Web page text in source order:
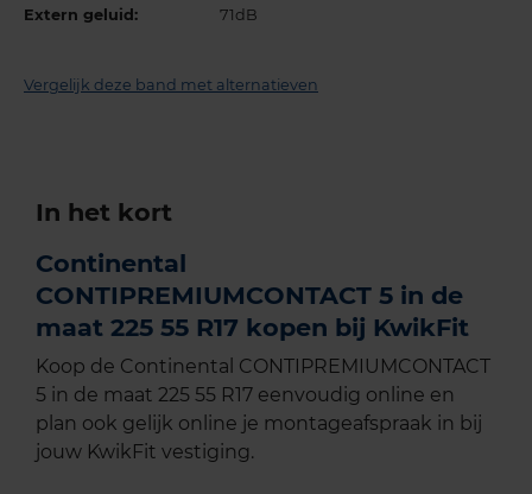
Extern geluid: 71dB
Vergelijk deze band met alternatieven
In het kort
Continental
CONTIPREMIUMCONTACT 5 in de
maat 225 55 R17 kopen bij KwikFit
Koop de Continental CONTIPREMIUMCONTACT
5 in de maat 225 55 R17 eenvoudig online en
plan ook gelijk online je montageafspraak in bij
jouw KwikFit vestiging.